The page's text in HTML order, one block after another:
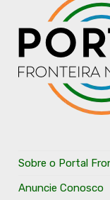
Sobre o Portal
Anuncie Conosco